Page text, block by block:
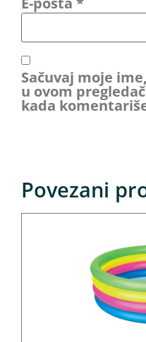
Sačuvaj moje
u ovom
kada
Povezani